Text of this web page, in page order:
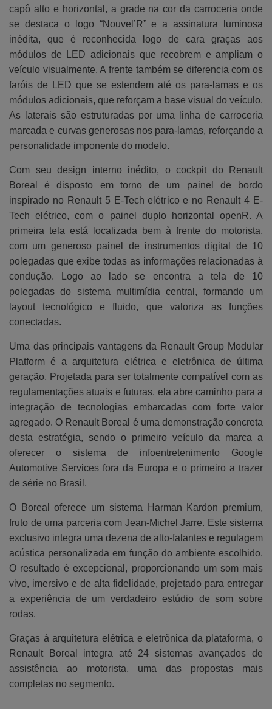
capô alto e horizontal, a grade na cor da carroceria onde
se destaca o logo “Nouvel’R” e a assinatura luminosa
inédita, que é reconhecida logo de cara graças aos
módulos de LED adicionais que recobrem e ampliam o
veículo visualmente. A frente também se diferencia com os
faróis de LED que se estendem até os para-lamas e os
módulos adicionais, que reforçam a base visual do veículo.
As laterais são estruturadas por uma linha de carroceria
marcada e curvas generosas nos para-lamas, reforçando a
personalidade imponente do modelo.
Com seu design interno inédito, o cockpit do Renault
Boreal é disposto em torno de um painel de bordo
inspirado no Renault 5 E-Tech elétrico e no Renault 4 E-
Tech elétrico, com o painel duplo horizontal openR. A
primeira tela está localizada bem à frente do motorista,
com um generoso painel de instrumentos digital de 10
polegadas que exibe todas as informações relacionadas à
condução. Logo ao lado se encontra a tela de 10
polegadas do sistema multimídia central, formando um
layout tecnológico e fluido, que valoriza as funções
conectadas.
Uma das principais vantagens da Renault Group Modular
Platform é a arquitetura elétrica e eletrônica de última
geração. Projetada para ser totalmente compatível com as
regulamentações atuais e futuras, ela abre caminho para a
integração de tecnologias embarcadas com forte valor
agregado. O Renault Boreal é uma demonstração concreta
desta estratégia, sendo o primeiro veículo da marca a
oferecer o sistema de infoentretenimento Google
Automotive Services fora da Europa e o primeiro a trazer
de série no Brasil.
O Boreal oferece um sistema Harman Kardon premium,
fruto de uma parceria com Jean-Michel Jarre. Este sistema
exclusivo integra uma dezena de alto-falantes e regulagem
acústica personalizada em função do ambiente escolhido.
O resultado é excepcional, proporcionando um som mais
vivo, imersivo e de alta fidelidade, projetado para entregar
a experiência de um verdadeiro estúdio de som sobre
rodas.
Graças à arquitetura elétrica e eletrônica da plataforma, o
Renault Boreal integra até 24 sistemas avançados de
assistência ao motorista, uma das propostas mais
completas no segmento.